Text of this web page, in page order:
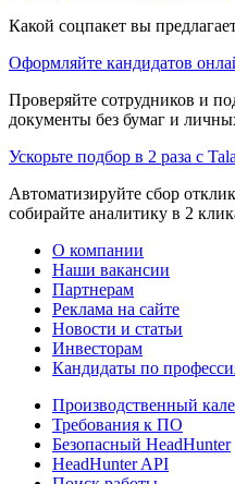
Какой соцпакет вы
Оформляйте кандидатов
Проверяйте сотрудников и
документы без бумаг и
Ускорьте подбор в 2 раза с
Автоматизируйте сбор
собирайте аналитику в 2
О компании
Наши вакансии
Партнерам
Реклама на сайте
Новости и статьи
Инвесторам
Кандидаты по
Производственный
Требования к ПО
Безопасный HeadHunter
HeadHunter API